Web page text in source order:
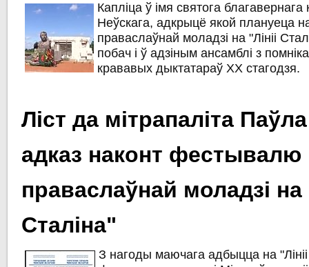
Капліца ў імя святога
Неўскага, адкрыцё якой плануеца
праваслаўнай моладзі на "Лініі
побач і ў адзіным ансамблі з
крававых дыктатараў ХХ стагодзя.
Ліст да мітрапаліта Паўла
адказ наконт фестывалю
праваслаўнай моладзі на
Сталіна"
З нагоды маючага адбыцца на